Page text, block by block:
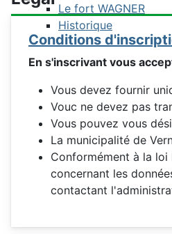
Le fort WAGNER
Historique
Conditions
En s'inscrivant vous
Vous devez fournir
Vouc ne devez pas
Vous pouvez vous
La municipalité de
Conformément à la
concernant les
contactant